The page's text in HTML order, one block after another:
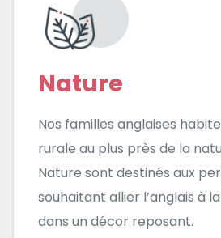
Nature
Nos familles anglaises
rurale au plus près de la
Nature sont destinés aux
souhaitant allier l’anglais à
dans un décor reposant.